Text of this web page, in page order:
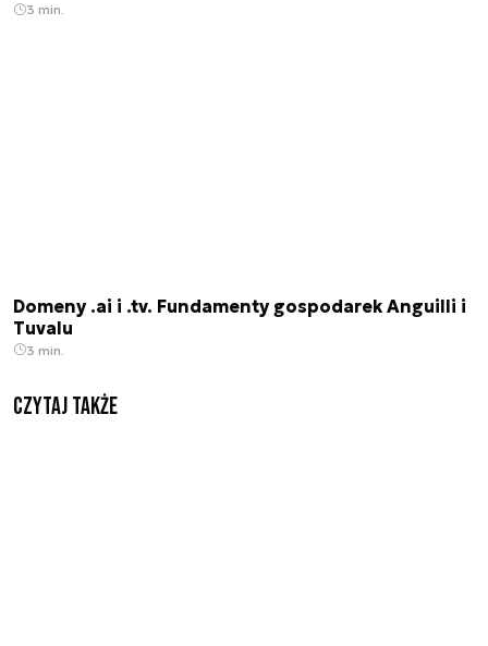
3 min.
Domeny .ai i .tv. Fundamenty gospodarek Anguilli i
Tuvalu
3 min.
Czytaj także